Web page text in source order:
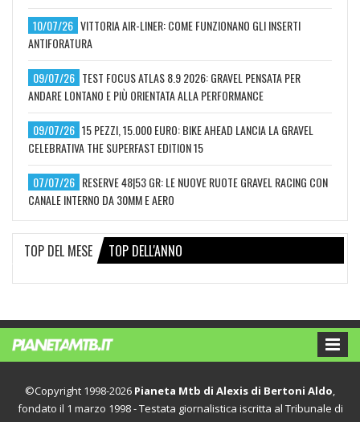
10/07/26 VITTORIA AIR-LINER: COME FUNZIONANO GLI INSERTI
ANTIFORATURA
09/07/26 TEST FOCUS ATLAS 8.9 2026: GRAVEL PENSATA PER
ANDARE LONTANO E PIÙ ORIENTATA ALLA PERFORMANCE
09/07/26 15 PEZZI, 15.000 EURO: BIKE AHEAD LANCIA LA GRAVEL
CELEBRATIVA THE SUPERFAST EDITION 15
07/07/26 RESERVE 48|53 GR: LE NUOVE RUOTE GRAVEL RACING CON
CANALE INTERNO DA 30MM E AERO
TOP DEL MESE TOP DELL'ANNO
©Copyright 1998-2026 Pianeta Mtb di Alexis di Bertoni Aldo,
fondato il 1 marzo 1998 - Testata giornalistica iscritta al Tribunale di